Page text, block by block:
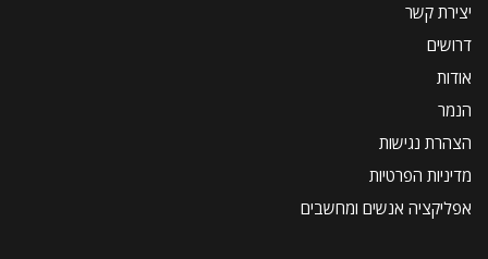
יצירת קשר
דרושים
אודות
הנמר
הצהרת נגישות
מדיניות הפרטיות
אפליקציה אנשים ומחשבים